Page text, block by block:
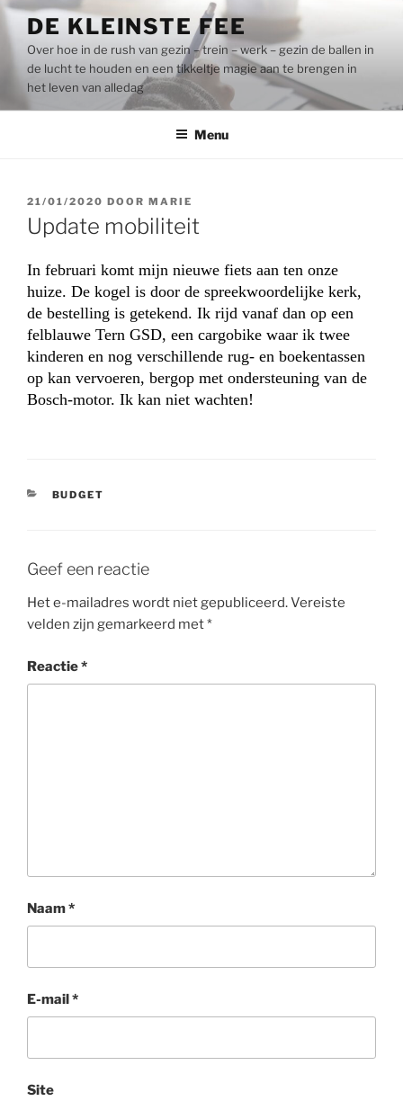
Naar
de
inhoud
springen
DE KLEINSTE FEE
Over hoe in de rush van gezin – trein – werk – gezin de ballen in
de lucht te houden en een tikkeltje magie aan te brengen in
het leven van alledag
Menu
GEPLAATST
OP
21/01/2020 DOOR MARIE
Update mobiliteit
In februari komt mijn nieuwe fiets aan ten onze
huize. De kogel is door de spreekwoordelijke kerk,
de bestelling is getekend. Ik rijd vanaf dan op een
felblauwe Tern GSD, een cargobike waar ik twee
kinderen en nog verschillende rug- en boekentassen
op kan vervoeren, bergop met ondersteuning van de
Bosch-motor. Ik kan niet wachten!
CATEGORIEËN
BUDGET
Geef een reactie
Het e-mailadres wordt niet gepubliceerd.Vereiste
velden zijn gemarkeerd met*
Reactie*
Naam*
E-mail*
Site